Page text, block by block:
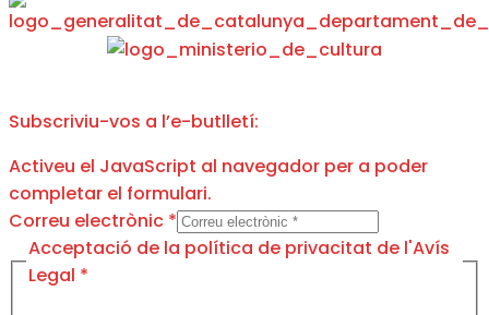
Subscriviu-vos a l’e-butlletí:
Activeu el JavaScript al navegador per a poder
completar el formulari.
de
Correu
Acceptació
Correu electrònic *
Acceptació de la política de privacitat de l'Avís
Legal *